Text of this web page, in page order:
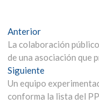
Navegación
de
entradas
AnteriorEntrada
anterior:
La colaboración
de una asociación que
SiguienteEntrada
siguiente:
Un equipo
conforma la lista del PP